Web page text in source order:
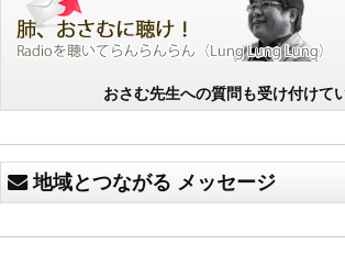
おさむ先生への質問も受け付けて
地域とつながる メッセージ